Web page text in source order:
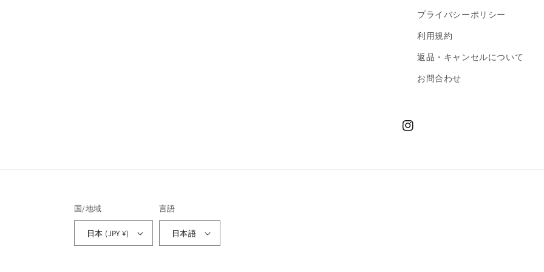
プライバシーポリシー
利用規約
返品・キャンセルについて
お問合わせ
Instagram
国/地域
日本 (JPY ¥)
言語
日本語